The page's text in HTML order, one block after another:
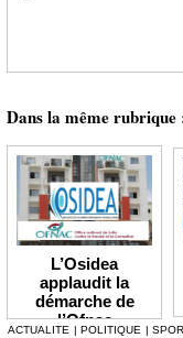
Dans la même rubrique
L’Osidea
applaudit la
démarche de
l’Ofnac
ACTUALITE POLITIQUE